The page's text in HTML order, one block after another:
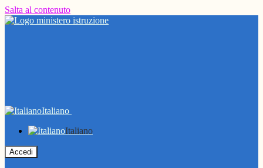
Salta al contenuto
Italiano
Italiano
Accedi